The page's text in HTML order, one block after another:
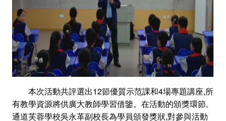
本次活動共評選出12節優質示范課和4場專題講座,所
有教學資源將供廣大教師學習借鑒。在活動的頒獎環節,
通道芙蓉學校吳永革副校長為學員頒發獎狀,對參與活動